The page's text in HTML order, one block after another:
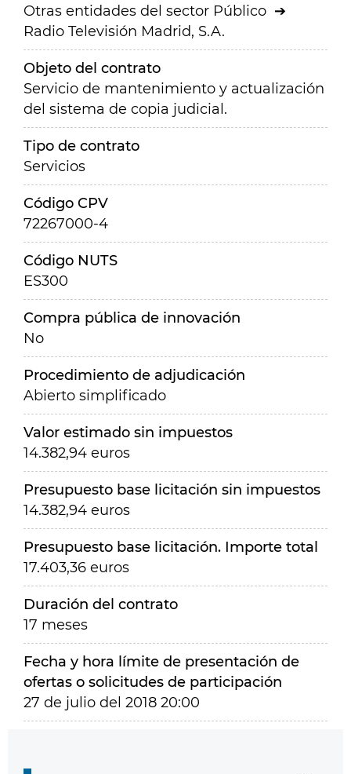
Otras entidades del sector Público
Radio Televisión Madrid, S.A.
Objeto del contrato
Servicio de mantenimiento y actualización
del sistema de copia judicial.
Tipo de contrato
Servicios
Código CPV
72267000-4
Código NUTS
ES300
Compra pública de innovación
No
Procedimiento de adjudicación
Abierto simplificado
Valor estimado sin impuestos
14.382,94 euros
Presupuesto base licitación sin impuestos
14.382,94 euros
Presupuesto base licitación. Importe total
17.403,36 euros
Duración del contrato
17 meses
Fecha y hora límite de presentación de
ofertas o solicitudes de participación
27 de julio del 2018 20:00